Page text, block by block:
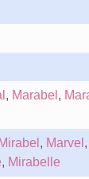
, Marabel ,
Mirabel , Marvel ,
, Mirabelle